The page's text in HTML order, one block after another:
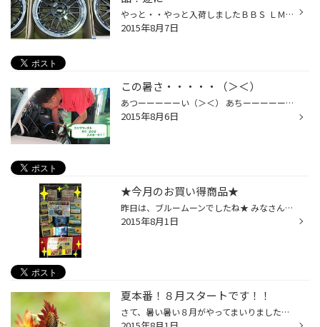
やっと・・やっと入荷しましたＢＢＳ ＬＭブラックミラーです！！！！ そうっ！４月末まで限定で販売していましたアレです！！ ご注文くださったオーナー様もよくぞ待ってくださいました（涙） ＢＢＳ社では初の試みになります 「ブラックミラーシルバーダイヤカット」 何とも言えない心をくすぐる...
2015年8月7日
この暑さ・・・・・（＞＜）
あつーーーーーい（＞＜） あちーーーーーい（＞＜） 溶けるーーーーー（＞＜） こんな言葉しか出てこない毎日ですね（汗） こんなに暑いと愛車のエアコンをつける機会も増えてくると思います！ 当店では、エアコンのガスは取り扱いはしていませんが エアコンの添加剤は販売していますよ♪ 本日も暑...
2015年8月6日
★今月のお買い得商品★
昨日は、ブルームーンでしたね★ みなさん、お月様見ました？ そんなことより！！ あつーーーーーーーーーーーーい（＞＜） 何なの？！この暑さ（汗） みなさん、ほんと熱中症には気をつけて下さいね！！ 身体の体調もそうですが、愛車の体調はどうですか？？ もうすぐ、お盆休みに突入しますが愛車...
2015年8月1日
夏本番！８月スタートです！！
さて、暑い暑い８月がやってまいりました。 今月もど～ぞよろしくお願いします m(_ _)m 昨日、佐用町の南光ひまわり畑に行ってきました。 佐用と言えば～ 「夏のひまわり畑！」 それからそれから 「スタミナたっぷりホルモンうどん！」他・・・くらいでしょうか（笑） 平日に行ったのですが、なか...